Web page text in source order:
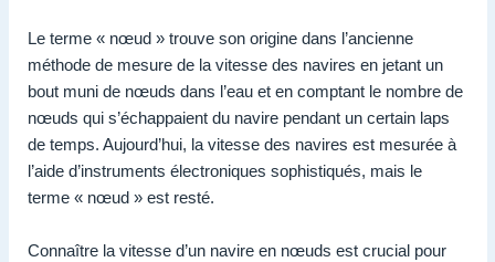
Le terme « nœud » trouve son origine dans l’ancienne
méthode de mesure de la vitesse des navires en jetant un
bout muni de nœuds dans l’eau et en comptant le nombre de
nœuds qui s’échappaient du navire pendant un certain laps
de temps. Aujourd’hui, la vitesse des navires est mesurée à
l’aide d’instruments électroniques sophistiqués, mais le
terme « nœud » est resté.
Connaître la vitesse d’un navire en nœuds est crucial pour